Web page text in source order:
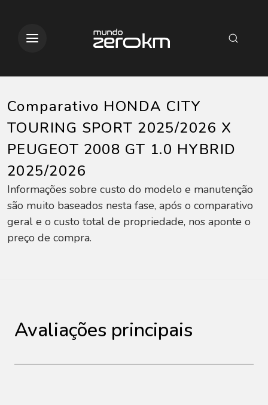
Comparativo HONDA CITY
TOURING SPORT 2025/2026 X
PEUGEOT 2008 GT 1.0 HYBRID
2025/2026
Informações sobre custo do modelo e manutenção
são muito baseados nesta fase, após o comparativo
geral e o custo total de propriedade, nos aponte o
preço de compra.
Avaliações principais